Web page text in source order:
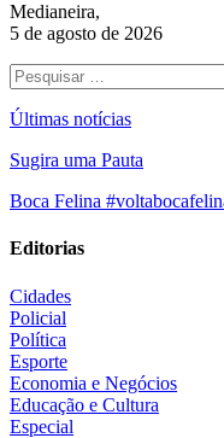
Medianeira,
5 de agosto de 2026
Últimas notícias
Sugira uma Pauta
Boca Felina
Editorias
Cidades
Policial
Política
Esporte
Economia e Negócios
Educação e Cultura
Especial